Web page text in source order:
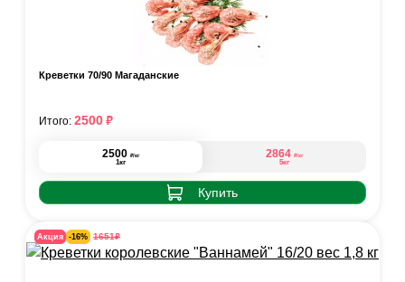
Креветки 70/90 Магаданские
2500 ₽/кг
1кг
2864 ₽/кг
5кг
Купить
Итого: 2500₽
Акция -16% 1651₽